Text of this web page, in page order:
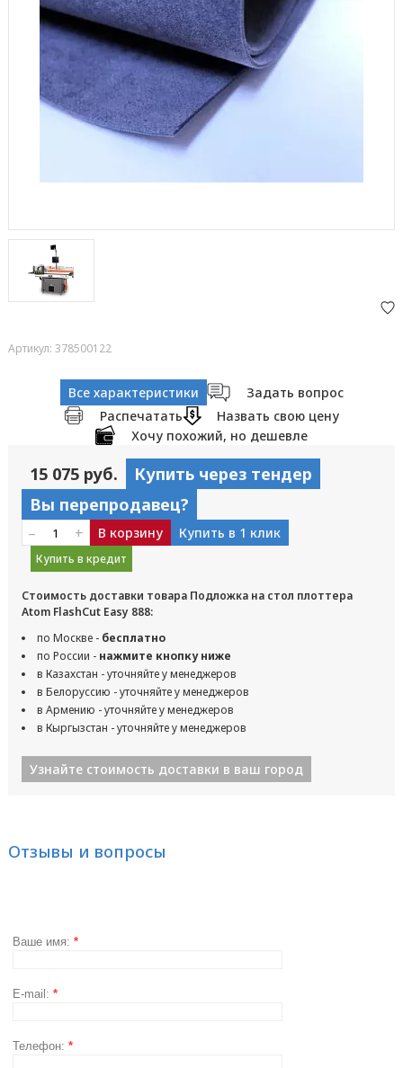
Артикул: 378500122
Все характеристики
Задать вопрос
Распечатать
Назвать свою цену
Хочу похожий, но дешевле
15 075 руб.
Купить через тендер
Вы перепродавец?
– + В корзину Купить в 1 клик
Купить в кредит
Стоимость доставки товара Подложка на стол плоттера
Atom FlashCut Easy 888:
по Москве - бесплатно
по России - нажмите кнопку ниже
в Казахстан - уточняйте у менеджеров
в Белоруссию - уточняйте у менеджеров
в Армению - уточняйте у менеджеров
в Кыргызстан - уточняйте у менеджеров
Узнайте стоимость доставки в ваш город
Отзывы и вопросы
Ваше имя: *
E-mail: *
Телефон: *